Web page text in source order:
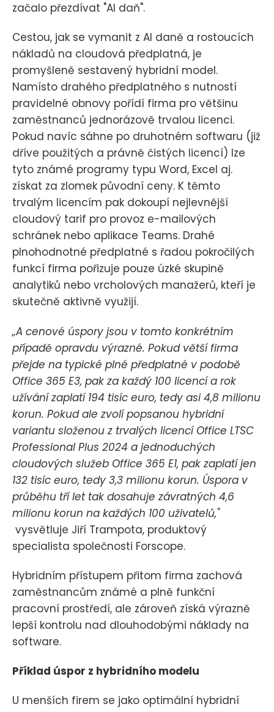
začalo přezdívat "AI daň".
Cestou, jak se vymanit z AI daně a rostoucích
nákladů na cloudová předplatná, je
promyšleně sestavený hybridní model.
Namísto drahého předplatného s nutností
pravidelné obnovy pořídí firma pro většinu
zaměstnanců jednorázově trvalou licenci.
Pokud navíc sáhne po druhotném softwaru (již
dříve použitých a právně čistých licencí) lze
tyto známé programy typu Word, Excel aj.
získat za zlomek původní ceny. K těmto
trvalým licencím pak dokoupí nejlevnější
cloudový tarif pro provoz e-mailových
schránek nebo aplikace Teams. Drahé
plnohodnotné předplatné s řadou pokročilých
funkcí firma pořizuje pouze úzké skupině
analytiků nebo vrcholových manažerů, kteří je
skutečně aktivně využijí.
„A cenové úspory jsou v tomto konkrétním
případě opravdu výrazné. Pokud větší firma
přejde na typické plné předplatné v podobě
Office 365 E3, pak za každý 100 licencí a rok
užívání zaplatí 194 tisíc euro, tedy asi 4,8 milionu
korun. Pokud ale zvolí popsanou hybridní
variantu složenou z trvalých licencí Office LTSC
Professional Plus 2024 a jednoduchých
cloudových služeb Office 365 E1, pak zaplatí jen
132 tisíc euro, tedy 3,3 milionu korun. Úspora v
průběhu tří let tak dosahuje závratných 4,6
milionu korun na každých 100 uživatelů,"
vysvětluje Jiří Trampota, produktový
specialista společnosti Forscope.
Hybridním přístupem přitom firma zachová
zaměstnancům známé a plně funkční
pracovní prostředí, ale zároveň získá výrazně
lepší kontrolu nad dlouhodobými náklady na
software.
Příklad úspor z hybridního modelu
U menších firem se jako optimální hybridní